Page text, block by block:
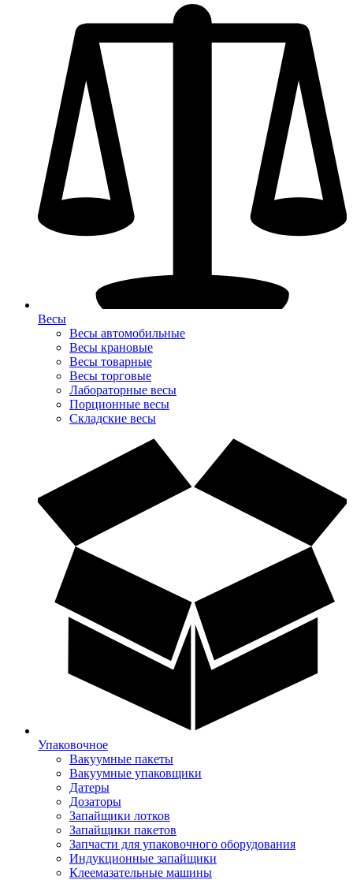
Весы
Весы автомобильные
Весы крановые
Весы товарные
Весы торговые
Лабораторные весы
Порционные весы
Складские весы
Упаковочное
Вакуумные пакеты
Вакуумные упаковщики
Датеры
Дозаторы
Запайщики лотков
Запайщики пакетов
Запчасти для упаковочного оборудования
Индукционные запайщики
Клеемазательные машины